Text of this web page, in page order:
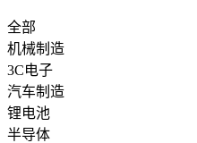
全部
机械制造
3C电子
汽车制造
锂电池
半导体